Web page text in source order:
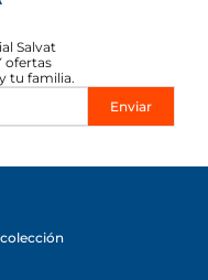
Salvat
ofertas
tu familia.
Enviar